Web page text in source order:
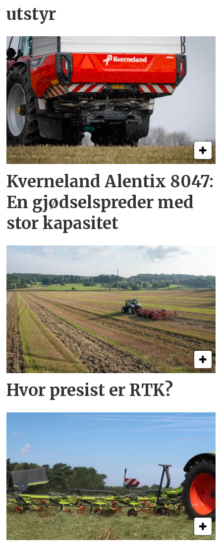
utstyr
Kverneland Alentix 8047:
En gjødsel­spreder med
stor kapasitet
Hvor presist er RTK?